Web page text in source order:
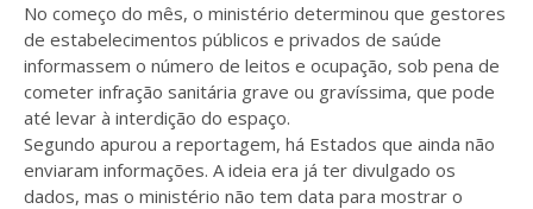
No começo do mês, o ministério determinou que gestores
de estabelecimentos públicos e privados de saúde
informassem o número de leitos e ocupação, sob pena de
cometer infração sanitária grave ou gravíssima, que pode
até levar à interdição do espaço.
Segundo apurou a reportagem, há Estados que ainda não
enviaram informações. A ideia era já ter divulgado os
dados, mas o ministério não tem data para mostrar o